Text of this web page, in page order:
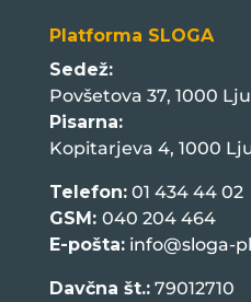
Platforma SLOGA
Sedež:
Povšetova 37, 1000
Pisarna:
Kopitarjeva 4, 1000
Telefon:01 434 44 02
GSM: 040 204 464
E-pošta: info@sloga-
Davčna št.:79012710